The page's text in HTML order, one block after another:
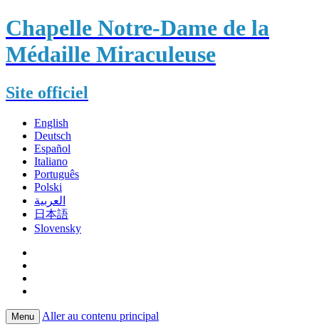
Chapelle Notre-Dame de la
Médaille Miraculeuse
Site officiel
English
Deutsch
Español
Italiano
Português
Polski
العربية
日本語
Slovensky
Menu Aller au contenu principal